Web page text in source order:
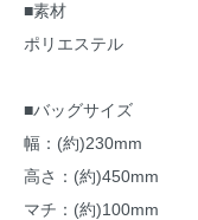
■素材
ポリエステル
■バッグサイズ
幅：(約)230mm
高さ：(約)450mm
マチ：(約)100mm